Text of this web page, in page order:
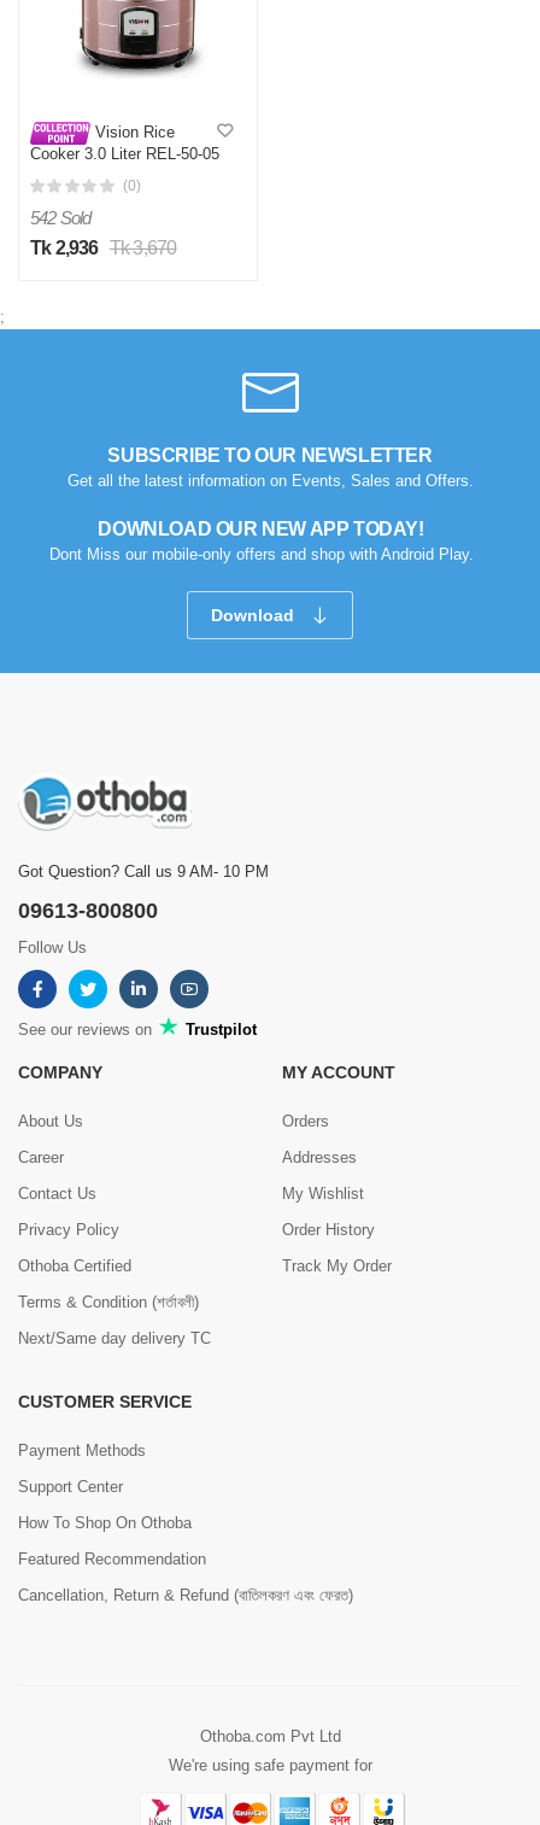
Vision Rice
Cooker 3.0 Liter REL-50-05
(0)
542 Sold
Tk 2,936 Tk 3,670
;
SUBSCRIBE TO OUR NEWSLETTER
Get all the latest information on Events, Sales and Offers.
DOWNLOAD OUR NEW APP TODAY!
Dont Miss our mobile-only offers and shop with Android Play.
Download
Got Question? Call us 9 AM- 10 PM
09613-800800
Follow Us
See our reviews on Trustpilot
COMPANY
About Us
Career
Contact Us
Privacy Policy
Othoba Certified
Terms & Condition (শর্তাবলী)
Next/Same day delivery TC
MY ACCOUNT
Orders
Addresses
My Wishlist
Order History
Track My Order
CUSTOMER SERVICE
Payment Methods
Support Center
How To Shop On Othoba
Featured Recommendation
Cancellation, Return & Refund (বাতিলকরণ এবং ফেরত)
Othoba.com Pvt Ltd
We're using safe payment for